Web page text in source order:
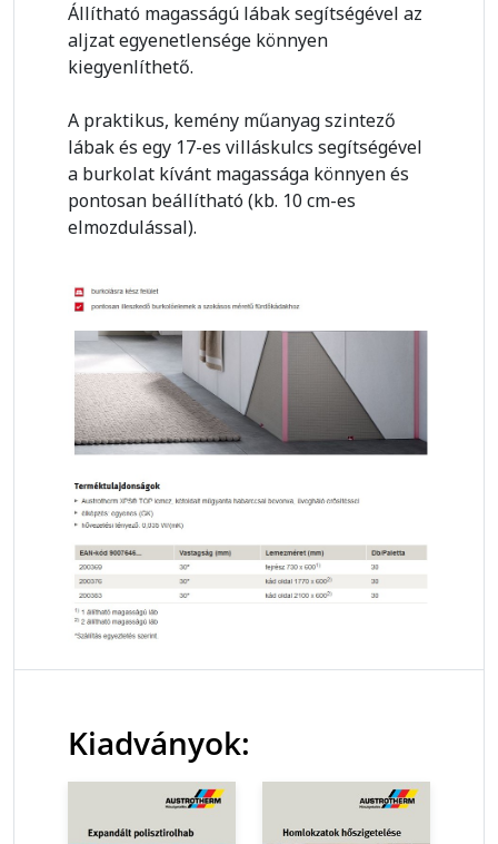
Állítható magasságú lábak segítségével az
aljzat egyenetlensége könnyen
kiegyenlíthető.
A praktikus, kemény műanyag szintező
lábak és egy 17-es villáskulcs segítségével
a burkolat kívánt magassága könnyen és
pontosan beállítható (kb. 10 cm-es
elmozdulással).
Kiadványok: